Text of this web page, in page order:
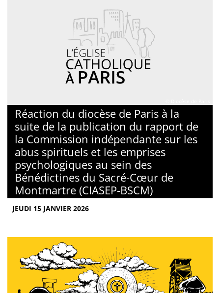
Réaction du diocèse de Paris à la
suite de la publication du rapport de
la Commission indépendante sur les
abus spirituels et les emprises
psychologiques au sein des
Bénédictines du Sacré-Cœur de
Montmartre (CIASEP-BSCM)
JEUDI 15 JANVIER 2026